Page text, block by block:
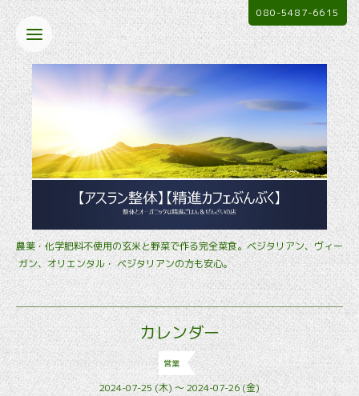
農薬・化学肥料不使用の玄米と野菜で作る完全菜食。ベジタリアン、ヴィー
ガン、オリエンタル・ ベジタリアンの方も安心。
080-5487-6615
カレンダー
営業
2024-07-25 (木) ～ 2024-07-26 (金)